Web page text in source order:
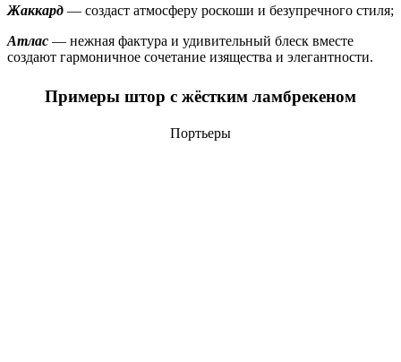
Жаккард — создаст атмосферу роскоши и безупречного стиля;
Атлас — нежная фактура и удивительный блеск вместе
создают гармоничное сочетание изящества и элегантности.
Примеры штор с жёстким ламбрекеном
Портьеры